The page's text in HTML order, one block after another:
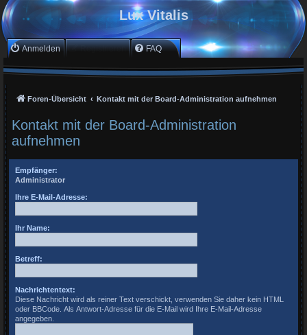
Lux Vitalis
Anmelden Registrieren FAQ
Foren-Übersicht Kontakt mit der Board-Administration aufnehmen
Kontakt mit der Board-Administration
aufnehmen
Empfänger:
Administrator
Ihre E-Mail-Adresse:
Ihr Name:
Betreff:
Nachrichtentext:
Diese Nachricht wird als reiner Text verschickt, verwenden Sie daher kein HTML
oder BBCode. Als Antwort-Adresse für die E-Mail wird Ihre E-Mail-Adresse
angegeben.